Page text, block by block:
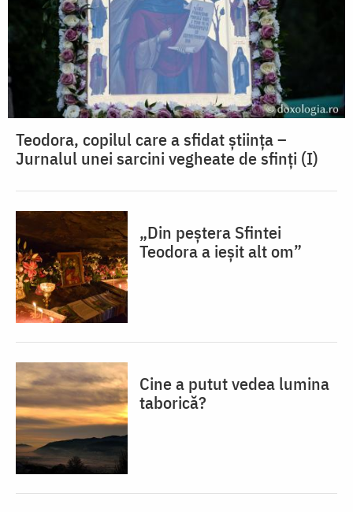
Teodora, copilul care a sfidat știința –
Jurnalul unei sarcini vegheate de sfinți (I)
„Din peștera Sfintei
Teodora a ieșit alt om”
Cine a putut vedea lumina
taborică?